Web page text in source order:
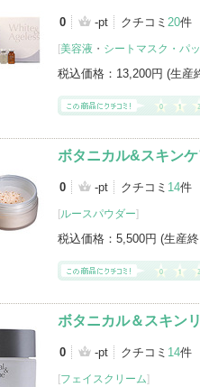
0 -pt クチコミ 20件
[美容液 ・ シートマスク・パ
税込価格： 13,200円 (生産
ボタニカル&スキン
0 -pt クチコミ 14件
[ルースパウダー]
税込価格： 5,500円 (生産
ボタニカル＆スキン
0 -pt クチコミ 14件
[フェイスクリーム]